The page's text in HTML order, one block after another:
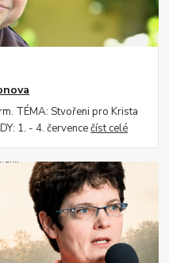
TÉMA: Stvořeni pro Krista
1. - 4. červencečíst celé